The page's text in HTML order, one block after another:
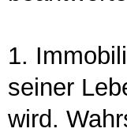
1.
seiner
wird.